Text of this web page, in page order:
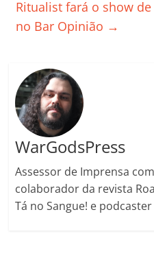
o
k
p
Ritualist fará o show
no Bar Opinião →
WarGodsPress
Assessor de Imprensa
colaborador da revista
Tá no Sangue! e